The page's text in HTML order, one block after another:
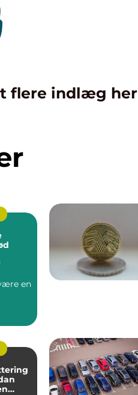
flere indlæg her
en